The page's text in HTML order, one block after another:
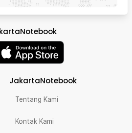
JakartaNotebook
Tentang Kami
Kontak Kami